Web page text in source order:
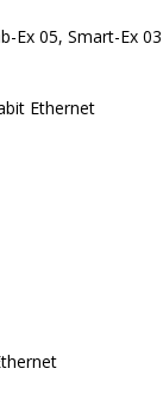
Ex 05, Smart-Ex 03
Ethernet